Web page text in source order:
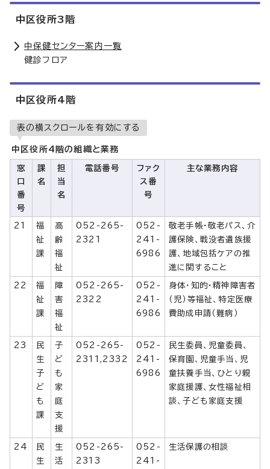
中区役所3階
中保健センター案内一覧
健診フロア
中区役所4階
表の横スクロールを有効にする
中区役所4階の組織と業務
窓
口
番
号
課
名
担
当
名
電話番号
ファク
ス番
号
主な業務内容
21
福
祉
課
高
齢
福
祉
052-265-
2321
052-
241-
6986
敬老手帳・敬老パス、介
護保険、戦没者遺族援
護、地域包括ケアの推
進に関すること
22
福
祉
課
障
害
福
祉
052-265-
2322
052-
241-
6986
身体・知的・精神障害者
（児）等福祉、特定医療
費助成申請（難病）
23
民
生
子
ど
も
課
子
ど
も
家
庭
支
援
052-265-
2311,2332
052-
241-
6986
民生委員、児童委員、
保育園、児童手当、児
童扶養手当、ひとり親
家庭援護、女性福祉相
談、子ども家庭支援
24
民
生
生
活
052-265-
2313
052-
241-
生活保護の相談